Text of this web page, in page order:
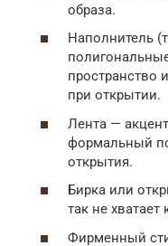
образа.
Наполнитель
пространство
при открытии.
Лента —
формальный
открытия.
Бирка или
так не
Фирменный